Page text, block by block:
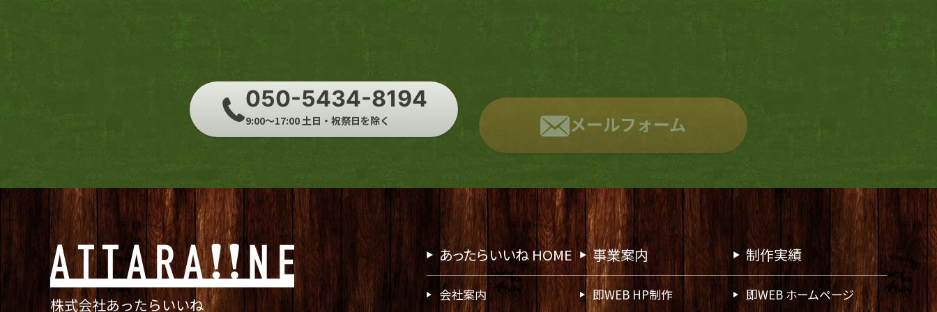
050-5434-8194
9:00～17:00 土日・祝祭日を除く
メールフォーム
株式会社あったらいいね
あったらいいね HOME
会社案内
事業案内
即WEB HP制作
制作実績
即WEB ホームページ